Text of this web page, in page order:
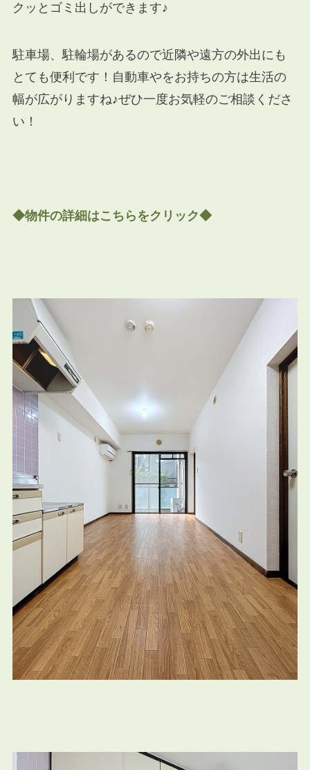
クッとゴミ出しができます♪
駐車場、駐輪場があるので近隣や遠方の外出にも
とても便利です！自動車やをお持ちの方は生活の
幅が広がりますね♪ぜひ一度お気軽のご相談くださ
い！
◆物件の詳細はこちらをクリック◆